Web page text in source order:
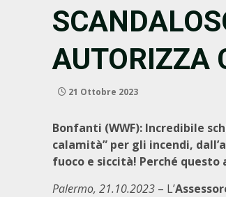
AUTORIZZA
21 Ottobre 2023
Bonfanti (WWF): Incredibile
calamità” per gli incendi,
fuoco e siccità! Perché
Palermo, 21.10.2023 – L’